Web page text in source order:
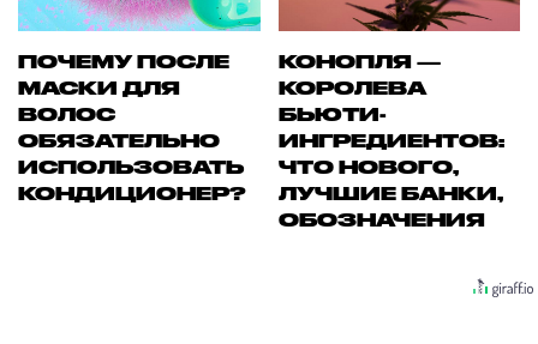
ПОЧЕМУ ПОСЛЕ
МАСКИ ДЛЯ
ВОЛОС
ОБЯЗАТЕЛЬНО
ИСПОЛЬЗОВАТЬ
КОНДИЦИОНЕР?
КОНОПЛЯ —
КОРОЛЕВА
БЬЮТИ-
ИНГРЕДИЕНТОВ:
ЧТО НОВОГО,
ЛУЧШИЕ БАНКИ,
ОБОЗНАЧЕНИЯ